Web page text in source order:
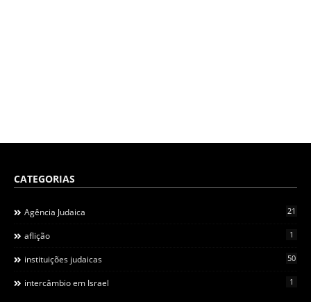
CATEGORIAS
Agência Judaica 21
aflição 1
instituições judaicas 50
intercâmbio em Israel 1